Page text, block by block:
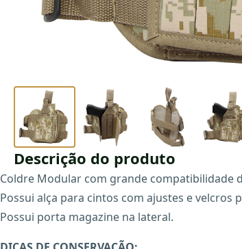
Descrição do produto
Coldre Modular com grande compatibilidade
Possui alça para cintos com ajustes e velcros
Possui porta magazine na lateral.